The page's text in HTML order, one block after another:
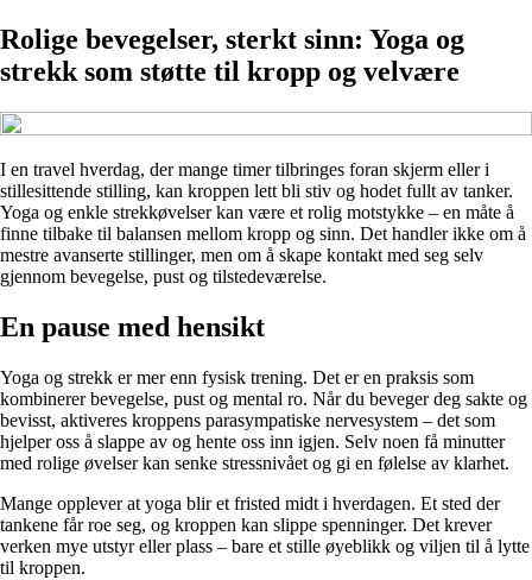
Rolige bevegelser, sterkt sinn: Yoga og
strekk som støtte til kropp og velvære
I en travel hverdag, der mange timer tilbringes foran skjerm eller i
stillesittende stilling, kan kroppen lett bli stiv og hodet fullt av tanker.
Yoga og enkle strekkøvelser kan være et rolig motstykke – en måte å
finne tilbake til balansen mellom kropp og sinn. Det handler ikke om å
mestre avanserte stillinger, men om å skape kontakt med seg selv
gjennom bevegelse, pust og tilstedeværelse.
En pause med hensikt
Yoga og strekk er mer enn fysisk trening. Det er en praksis som
kombinerer bevegelse, pust og mental ro. Når du beveger deg sakte og
bevisst, aktiveres kroppens parasympatiske nervesystem – det som
hjelper oss å slappe av og hente oss inn igjen. Selv noen få minutter
med rolige øvelser kan senke stressnivået og gi en følelse av klarhet.
Mange opplever at yoga blir et fristed midt i hverdagen. Et sted der
tankene får roe seg, og kroppen kan slippe spenninger. Det krever
verken mye utstyr eller plass – bare et stille øyeblikk og viljen til å lytte
til kroppen.